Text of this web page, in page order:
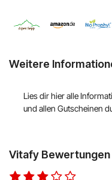
Hello Fresh
BALDUR
Universal
Weitere
Lies dir hier alle
und allen Gutscheinen
Vitafy Bewertungen